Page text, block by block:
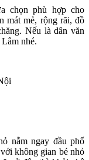
chọn phù hợp cho
mát mẻ, rộng rãi, đồ
Nếu là dân văn
nhé.
nằm ngay đầu phố
không gian bé nhỏ